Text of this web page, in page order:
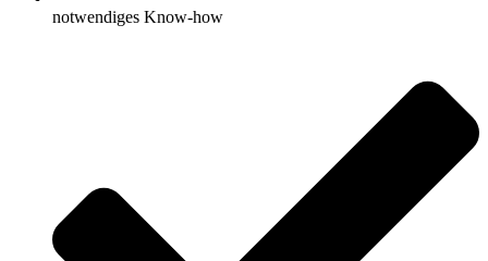
notwendiges Know-how